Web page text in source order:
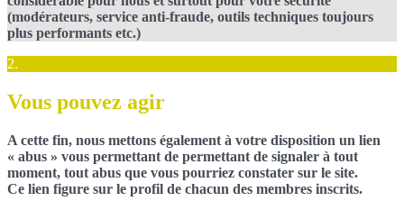
(modérateurs, service anti-fraude, outils techniques toujours
plus performants etc.)
2.
Vous pouvez agir
A cette fin, nous mettons également à votre disposition un lien
« abus » vous permettant de permettant de signaler à tout
moment, tout abus que vous pourriez constater sur le site.
Ce lien figure sur le profil de chacun des membres inscrits.